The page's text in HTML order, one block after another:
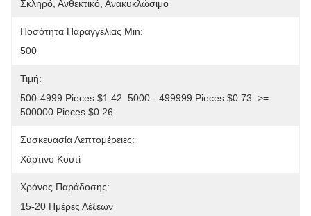
Σκληρό, Ανθεκτικό, Ανακυκλώσιμο
Ποσότητα Παραγγελίας Min:
500
Τιμή:
500-4999 Pieces $1.42  5000 - 499999 Pieces $0.73  >=
500000 Pieces $0.26
Συσκευασία Λεπτομέρειες:
Χάρτινο Κουτί
Χρόνος Παράδοσης:
15-20 Ημέρες Λέξεων